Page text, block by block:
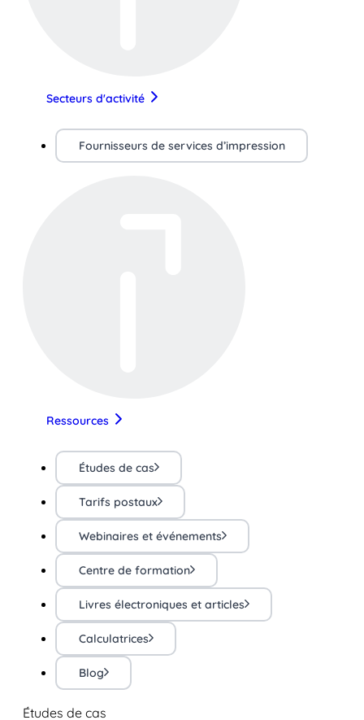
Secteurs d'activité
Fournisseurs de services d’impression
Ressources
Études de cas
Tarifs postaux
Webinaires et événements
Centre de formation
Livres électroniques et articles
Calculatrices
Blog
Études de cas